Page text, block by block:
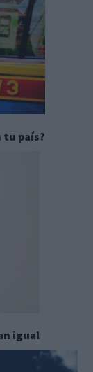
tu país?
igual